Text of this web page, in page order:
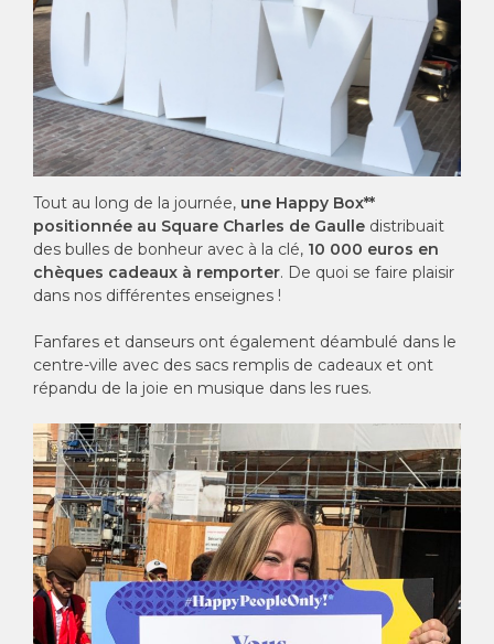
Tout au long de la journée, une Happy Box**
positionnée au Square Charles de Gaulle distribuait
des bulles de bonheur avec à la clé, 10 000 euros en
chèques cadeaux à remporter. De quoi se faire plaisir
dans nos différentes enseignes !
Fanfares et danseurs ont également déambulé dans le
centre-ville avec des sacs remplis de cadeaux et ont
répandu de la joie en musique dans les rues.